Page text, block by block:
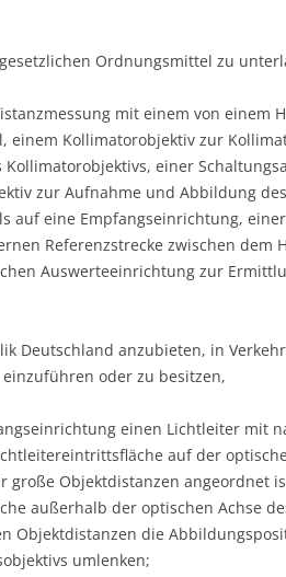
Ordnungsmittel zu
mit einem von einem
einem Kollimatorobjektiv zur
Kollimatorobjektivs, einer
zur Aufnahme und Abbildung
auf eine Empfangseinrichtung,
Referenzstrecke zwischen
Auswerteeinrichtung zur
Deutschland anzubieten, in
oder zu besitzen,
einen Lichtleiter mit
auf der
große Objektdistanzen angeordnet
außerhalb der optischen Achse
Objektdistanzen die
umlenken;